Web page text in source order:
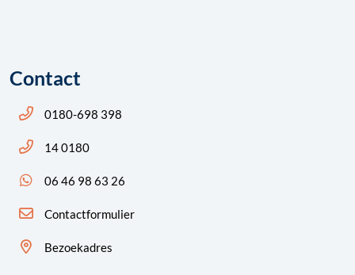
Contact
Bel ons: 14 0180
0180-698 398
Bel ons: 14 0180
14 0180
App ons: 06 46 98 63 26 (WhatsApp)
06 46 98 63 26
Contactformulier
Bezoekadres